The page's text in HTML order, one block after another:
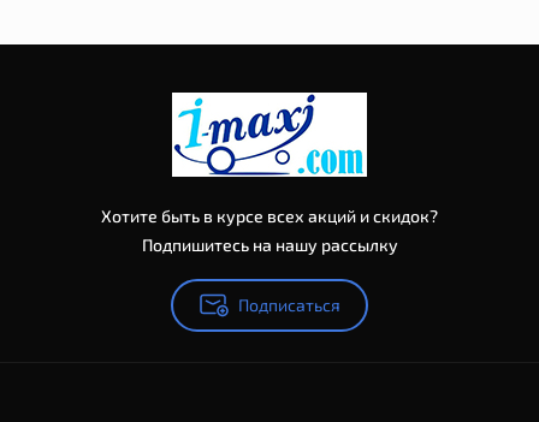
Хотите быть в курсе всех акций и скидок?
Подпишитесь на нашу рассылку
Подписаться